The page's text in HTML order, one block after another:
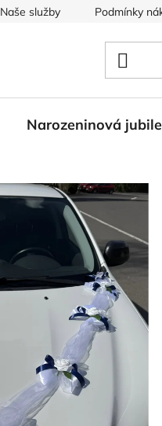
Naše služby Podmínky
Narozeninová